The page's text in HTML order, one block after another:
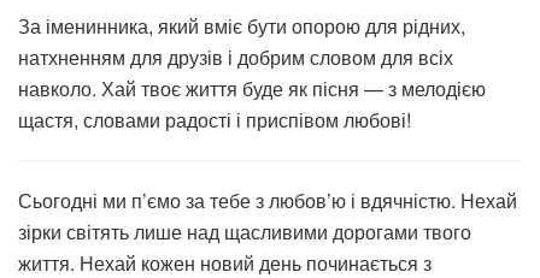
За іменинника, який вміє бути опорою для рідних,
натхненням для друзів і добрим словом для всіх
навколо. Хай твоє життя буде як пісня — з мелодією
щастя, словами радості і приспівом любові!
Сьогодні ми п’ємо за тебе з любов’ю і вдячністю. Нехай
зірки світять лише над щасливими дорогами твого
життя. Нехай кожен новий день починається з